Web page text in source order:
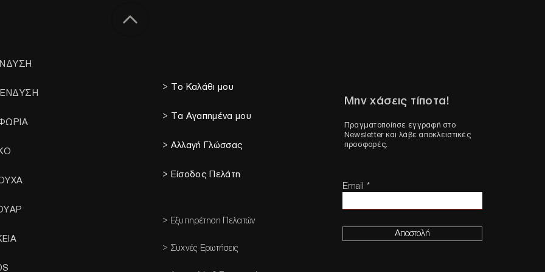
> Το Καλάθι μου
> Τα Αγαπημένα μου
> Αλλαγή Γλώσσας
> Είσοδος Πελάτη
> Εξυπηρέτηση Πελατών
> Συχνές Ερωτήσεις
Μην χάσεις τίποτα!
Πραγματοποίησε εγγραφή στο
Newsletter και λάβε αποκλειστικές
προσφορές.
Email
Αποστολή